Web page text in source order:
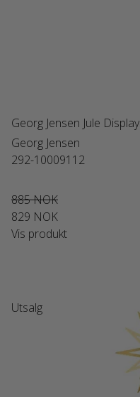
Georg Jensen Jule Display
Georg Jensen
292-10009112
885 NOK
829 NOK
Vis produkt
Utsalg